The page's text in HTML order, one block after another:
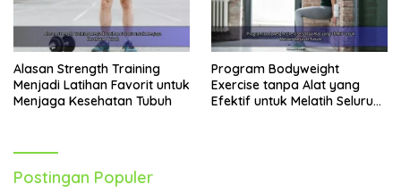
Alasan Strength Training
Menjadi Latihan Favorit untuk
Menjaga Kesehatan Tubuh
Program Bodyweight
Exercise tanpa Alat yang
Efektif untuk Melatih Seluruh
Postingan Populer